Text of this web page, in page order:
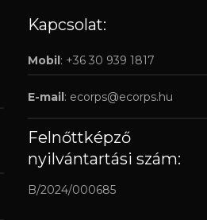
Kapcsolat:
Mobil: +36 30 939 1817
E-mail: ecorps@ecorps.hu
Felnőttképző
nyilvántartási szám:
B/2024/000685